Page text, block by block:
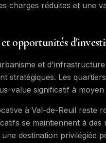
charges réduites et une
et opportunités
et
stratégiques. Les
value significatif à moyen
à Val-de-Reuil reste
se maintiennent à
destination privilégiée